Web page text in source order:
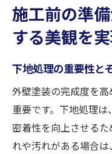
施工前の準
する美観を
下地処理の重要性と
外壁塗装の完成度を
重要です。下地処理
密着性を向上させる
れや汚れがある場合